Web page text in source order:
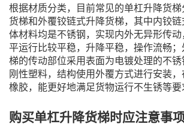
根据材质分类，目前常见的单杠升降货
货梯和外覆铰链式升降货梯，其中内铰
体材料均是不锈钢，实现内外无异形传
平运行比较平稳，升降平稳，操作流畅
梯的传动部位采用表面为电镀处理的不
刚性塑料，结构使用外覆方式进行安装
橡胶，能更好地满足货物运行不生锈等要
购买单杠升降货梯时应注意事